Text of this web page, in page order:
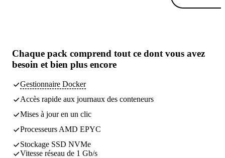
Chaque pack comprend tout ce dont vous avez
besoin et bien plus encore
Gestionnaire Docker
Accès rapide aux journaux des conteneurs
Mises à jour en un clic
Processeurs AMD EPYC
Stockage SSD NVMe
Vitesse réseau de 1 Gb/s